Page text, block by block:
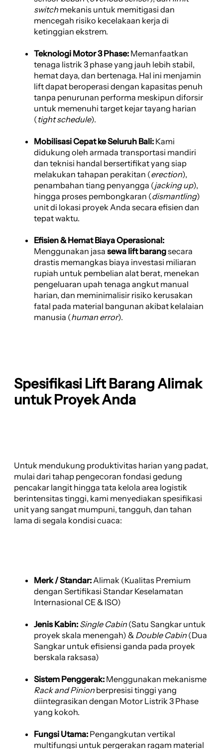
switch mekanis untuk memitigasi dan
mencegah risiko kecelakaan kerja di
ketinggian ekstrem.
Teknologi Motor 3 Phase: Memanfaatkan
tenaga listrik 3 phase yang jauh lebih stabil,
hemat daya, dan bertenaga. Hal ini menjamin
lift dapat beroperasi dengan kapasitas penuh
tanpa penurunan performa meskipun diforsir
untuk memenuhi target kejar tayang harian
(tight schedule).
Mobilisasi Cepat ke Seluruh Bali: Kami
didukung oleh armada transportasi mandiri
dan teknisi handal bersertifikat yang siap
melakukan tahapan perakitan (erection),
penambahan tiang penyangga (jacking up),
hingga proses pembongkaran (dismantling)
unit di lokasi proyek Anda secara efisien dan
tepat waktu.
Efisien & Hemat Biaya Operasional:
Menggunakan jasa sewa lift barangsecara
drastis memangkas biaya investasi miliaran
rupiah untuk pembelian alat berat, menekan
pengeluaran upah tenaga angkut manual
harian, dan meminimalisir risiko kerusakan
fatal pada material bangunan akibat kelalaian
manusia (human error).
Spesifikasi Lift Barang Alimak
untuk Proyek Anda
Untuk mendukung produktivitas harian yang padat,
mulai dari tahap pengecoran fondasi gedung
pencakar langit hingga tata kelola area logistik
berintensitas tinggi, kami menyediakan spesifikasi
unit yang sangat mumpuni, tangguh, dan tahan
lama di segala kondisi cuaca:
Merk / Standar:Alimak (Kualitas Premium
dengan Sertifikasi Standar Keselamatan
Internasional CE & ISO)
Jenis Kabin: Single Cabin (Satu Sangkar untuk
proyek skala menengah) & Double Cabin (Dua
Sangkar untuk efisiensi ganda pada proyek
berskala raksasa)
Sistem Penggerak: Menggunakan mekanisme
Rack and Pinion berpresisi tinggi yang
diintegrasikan dengan Motor Listrik 3 Phase
yang kokoh.
Fungsi Utama: Pengangkutan vertikal
multifungsi untuk pergerakan ragam material